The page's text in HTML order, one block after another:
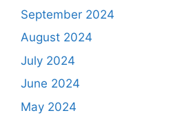
September 2024
August 2024
July 2024
June 2024
May 2024